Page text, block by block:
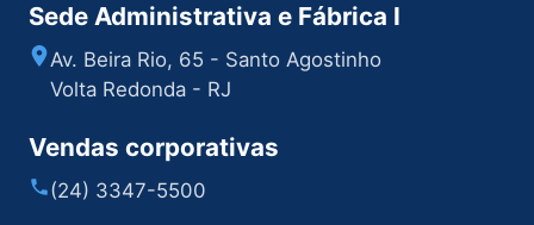
Sede Administrativa e Fábrica I
Av. Beira Rio, 65 - Santo Agostinho
Volta Redonda - RJ
Vendas corporativas
(24) 3347-5500